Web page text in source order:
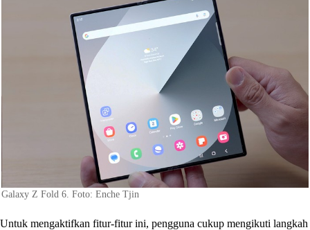
Galaxy Z Fold 6. Foto: Enche Tjin
Untuk mengaktifkan fitur-fitur ini, pengguna cukup mengikuti langkah